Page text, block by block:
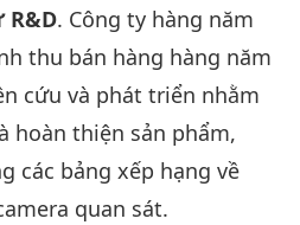
R&D. Công ty hàng năm
thu bán hàng hàng năm
cứu và phát triển nhằm
hoàn thiện sản phẩm,
các bảng xếp hạng về
quan sát.